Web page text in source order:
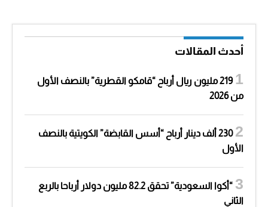
أحدث المقالات
219 مليون ريال أرباح “قامكو القطرية” بالنصف الأول
من 2026
230 ألف دينار أرباح “أسس القابضة” الكويتية بالنصف
الأول
“أكوا السعودية” تحقق 82.2 مليون دولار أرباحا بالربع
الثاني